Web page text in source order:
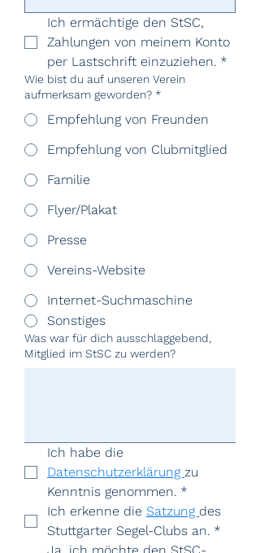
Ich ermächtige den StSC,
Zahlungen von meinem Konto
per Lastschrift einzuziehen. *
Wie bist du auf unseren Verein
aufmerksam geworden? *
Empfehlung von Freunden
Empfehlung von Clubmitglied
Familie
Flyer/Plakat
Presse
Vereins-Website
Internet-Suchmaschine
Sonstiges
Was war für dich ausschlaggebend,
Mitglied im StSC zu werden?
Datenschutzerklärung zu
Kenntnis genommen. *
Ich erkenne die Satzung des
Stuttgarter Segel-Clubs an. *